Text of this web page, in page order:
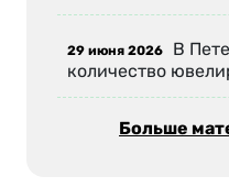
29 июня 2026 В
количество
Больше